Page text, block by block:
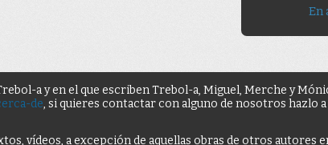
En
a y en el que escriben Trebol-a, Miguel, Merche y
de, si quieres contactar con alguno de nosotros hazlo a
vídeos, a excepción de aquellas obras de otros autores